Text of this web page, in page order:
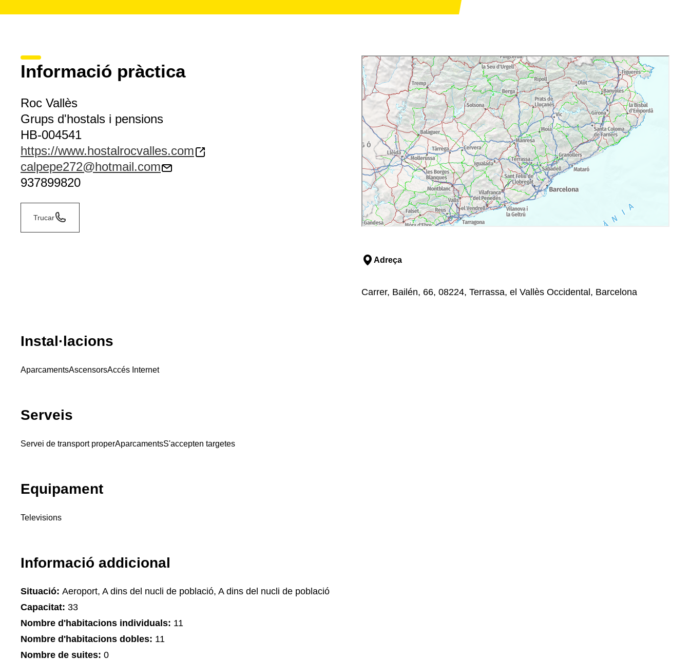
Informació pràctica
Roc Vallès
Grups d'hostals i pensions
HB-004541
https://www.hostalrocvalles.com
calpepe272@hotmail.com
937899820
Trucar
Adreça
Carrer, Bailén, 66, 08224, Terrassa, el Vallès Occidental, Barcelona
Instal·lacions
AparcamentsAscensorsAccés Internet
Serveis
Servei de transport properAparcamentsS'accepten targetes
Equipament
Televisions
Informació addicional
Situació: Aeroport, A dins del nucli de població, A dins del nucli de població
Capacitat: 33
Nombre d'habitacions individuals: 11
Nombre d'habitacions dobles: 11
Nombre de suites: 0